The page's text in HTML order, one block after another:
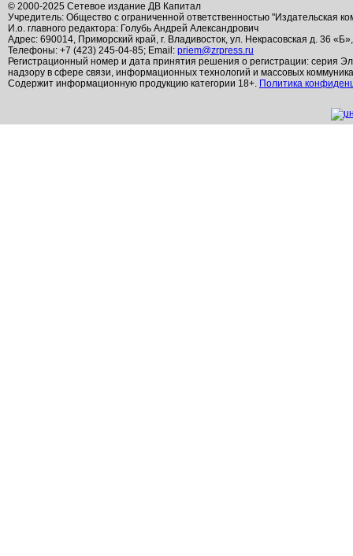
© 2000-2025 Сетевое издание ДВ Капитал
Учредитель: Общество с ограниченной ответственностью "Издательская
И.о. главного редактора: Голубь Андрей Александрович
Адрес: 690014, Приморский край, г. Владивосток, ул. Некрасовская д. 36
Телефоны: +7 (423) 245-04-85; Email: priem@zrpress.ru
Регистрационный номер и дата принятия решения о регистрации: серия
надзору в сфере связи, информационных технологий и массовых
Содержит информационную продукцию категории 18+. Политика